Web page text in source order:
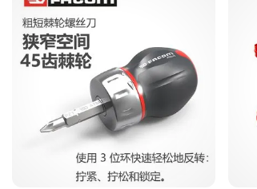
接口适配性常被忽视却至关重
纹规格差异明显，选购时需同时
转换接头的密封性能
快拆结构的操作便利性
与便携自行车打气筒 等终